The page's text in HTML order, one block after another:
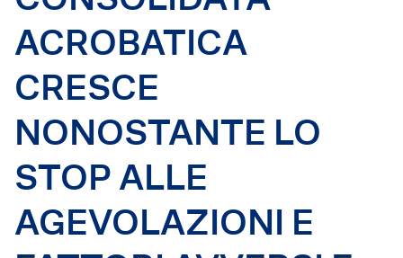
Dicono di Acrobatica
Approfondimenti
News
ACROBATICA
CRESCE
NONOSTANTE LO
STOP ALLE
AGEVOLAZIONI E